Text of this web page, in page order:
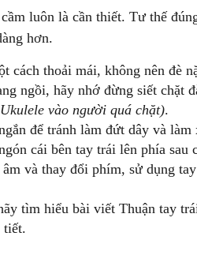
luôn là cần thiết. Tư thế
hơn.
cách thoải mái, không nên đè
ngồi, hãy nhớ đừng siết chặt
vào người quá chặt).
để tránh làm đứt dây và làm
cái bên tay trái lên phía sau
và thay đổi phím, sử dụng
tìm hiểu bài viết Thuận tay
tiết.